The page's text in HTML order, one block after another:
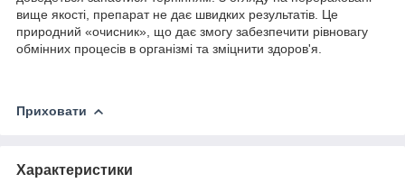
вище якості, препарат не дає швидких результатів. Це
природний «очисник», що дає змогу забезпечити рівновагу
обмінних процесів в організмі та зміцнити здоров'я.
Приховати
Характеристики